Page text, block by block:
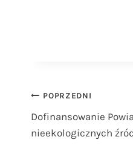
Nawigacja
wpisu
POPRZEDNI
Dofinansowanie
nieekologicznych